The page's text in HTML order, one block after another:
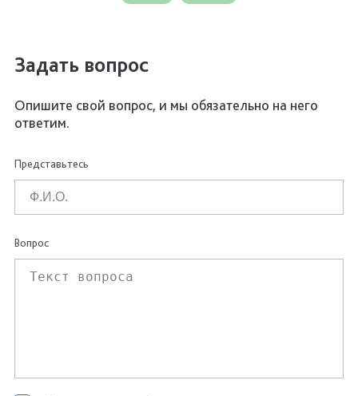
Задать вопрос
Опишите свой вопрос, и мы обязательно на него
ответим.
Представьтесь
Вопрос